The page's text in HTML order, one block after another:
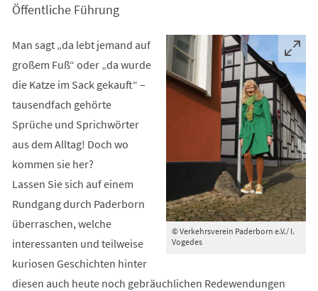
Öffentliche Führung
© Verkehrsverein Paderborn e.V./ I.
Vogedes
Man sagt „da lebt jemand auf
großem Fuß“ oder „da wurde
die Katze im Sack gekauft“ –
tausendfach gehörte
Sprüche und Sprichwörter
aus dem Alltag! Doch wo
kommen sie her?
Lassen Sie sich auf einem
Rundgang durch Paderborn
überraschen, welche
interessanten und teilweise
kuriosen Geschichten hinter
diesen auch heute noch gebräuchlichen Redewendungen